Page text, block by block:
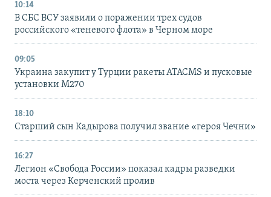
10:14
В СБС ВСУ заявили о поражении трех судов
российского «теневого флота» в Черном море
09:05
Украина закупит у Турции ракеты ATACMS и пусковые
установки M270
18:10
Старший сын Кадырова получил звание «героя Чечни»
16:27
Легион «Свобода России» показал кадры разведки
моста через Керченский пролив